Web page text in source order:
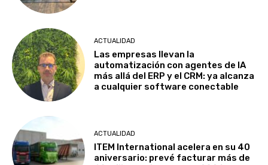
ACTUALIDAD
Las empresas llevan la
automatización con agentes de IA
más allá del ERP y el CRM: ya alcanza
a cualquier software conectable
ACTUALIDAD
ITEM International acelera en su 40
aniversario: prevé facturar más de